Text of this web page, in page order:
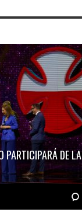
PARTICIPARÁ DE LA